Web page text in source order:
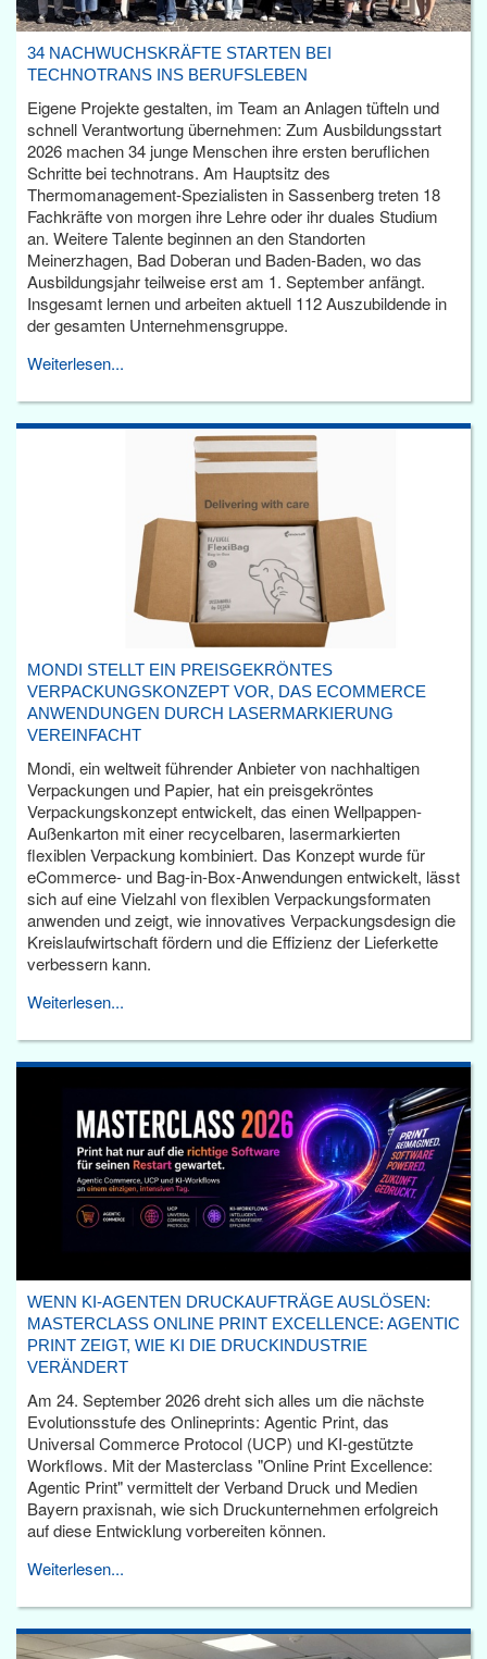
34 NACHWUCHSKRÄFTE STARTEN BEI
TECHNOTRANS INS BERUFSLEBEN
Eigene Projekte gestalten, im Team an Anlagen tüfteln und
schnell Verantwortung übernehmen: Zum Ausbildungsstart
2026 machen 34 junge Menschen ihre ersten beruflichen
Schritte bei technotrans. Am Hauptsitz des
Thermomanagement-Spezialisten in Sassenberg treten 18
Fachkräfte von morgen ihre Lehre oder ihr duales Studium
an. Weitere Talente beginnen an den Standorten
Meinerzhagen, Bad Doberan und Baden-Baden, wo das
Ausbildungsjahr teilweise erst am 1. September anfängt.
Insgesamt lernen und arbeiten aktuell 112 Auszubildende in
der gesamten Unternehmensgruppe.
Weiterlesen...
MONDI STELLT EIN PREISGEKRÖNTES
VERPACKUNGSKONZEPT VOR, DAS ECOMMERCE
ANWENDUNGEN DURCH LASERMARKIERUNG
VEREINFACHT
Mondi, ein weltweit führender Anbieter von nachhaltigen
Verpackungen und Papier, hat ein preisgekröntes
Verpackungskonzept entwickelt, das einen Wellpappen-
Außenkarton mit einer recycelbaren, lasermarkierten
flexiblen Verpackung kombiniert. Das Konzept wurde für
eCommerce- und Bag-in-Box-Anwendungen entwickelt, lässt
sich auf eine Vielzahl von flexiblen Verpackungsformaten
anwenden und zeigt, wie innovatives Verpackungsdesign die
Kreislaufwirtschaft fördern und die Effizienz der Lieferkette
verbessern kann.
Weiterlesen...
WENN KI-AGENTEN DRUCKAUFTRÄGE AUSLÖSEN:
MASTERCLASS ONLINE PRINT EXCELLENCE: AGENTIC
PRINT ZEIGT, WIE KI DIE DRUCKINDUSTRIE
VERÄNDERT
Am 24. September 2026 dreht sich alles um die nächste
Evolutionsstufe des Onlineprints: Agentic Print, das
Universal Commerce Protocol (UCP) und KI-gestützte
Workflows. Mit der Masterclass "Online Print Excellence:
Agentic Print" vermittelt der Verband Druck und Medien
Bayern praxisnah, wie sich Druckunternehmen erfolgreich
auf diese Entwicklung vorbereiten können.
Weiterlesen...